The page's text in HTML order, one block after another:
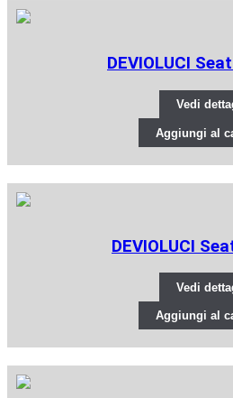
DEVIOLUCI
Vedi
Aggiungi al
DEVIOLUCI
Vedi
Aggiungi al